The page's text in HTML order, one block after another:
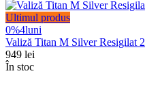
Ultimul produs
0%4luni
Valiză Titan M Silver Resigilat 2
949 lei
În stoc